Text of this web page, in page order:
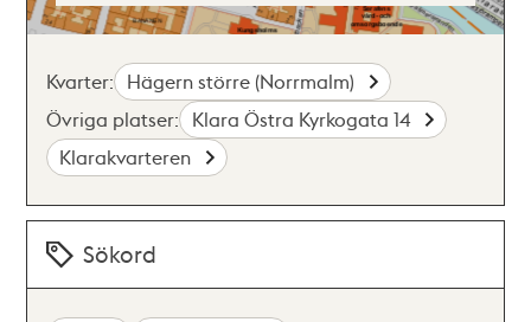
Kvarter: Hägern större (Norrmalm)
Övriga platser: Klara Östra Kyrkogata 14
Klarakvarteren
Sökord